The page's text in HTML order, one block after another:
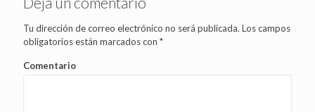
Tu dirección de correo electrónico no será publicada. Los campos
obligatorios están marcados con *
Comentario